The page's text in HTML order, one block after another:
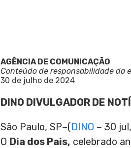
AGÊNCIA DE COMUNICAÇÃO
Conteúdo de responsabilidade da
30 de julho de 2024
DINO DIVULGADOR DE
São Paulo, SP–(DINO – 30
O Dia dos Pais, celebrado